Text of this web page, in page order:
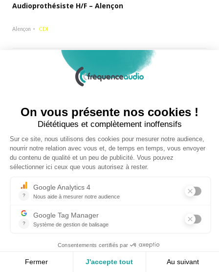
Audioprothésiste H/F – Alençon
Alençon CDI
Recherche Audioprothésiste à la
Audio couvre l'actualité du secteur de l'audiologie au